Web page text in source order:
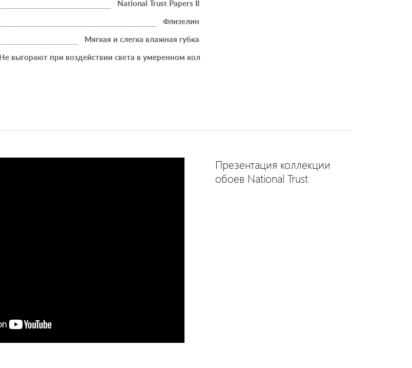
National Trust Papers II
Флизелин
Мягкая и слегка влажная губка
Не выгорают при воздействии света в умеренном количестве
Презентация коллекции
обоев National Trust